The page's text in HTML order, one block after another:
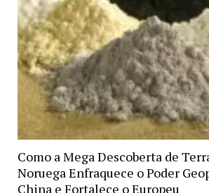
Como a Mega Descoberta de
Noruega Enfraquece o Poder
China e Fortalece o Europeu